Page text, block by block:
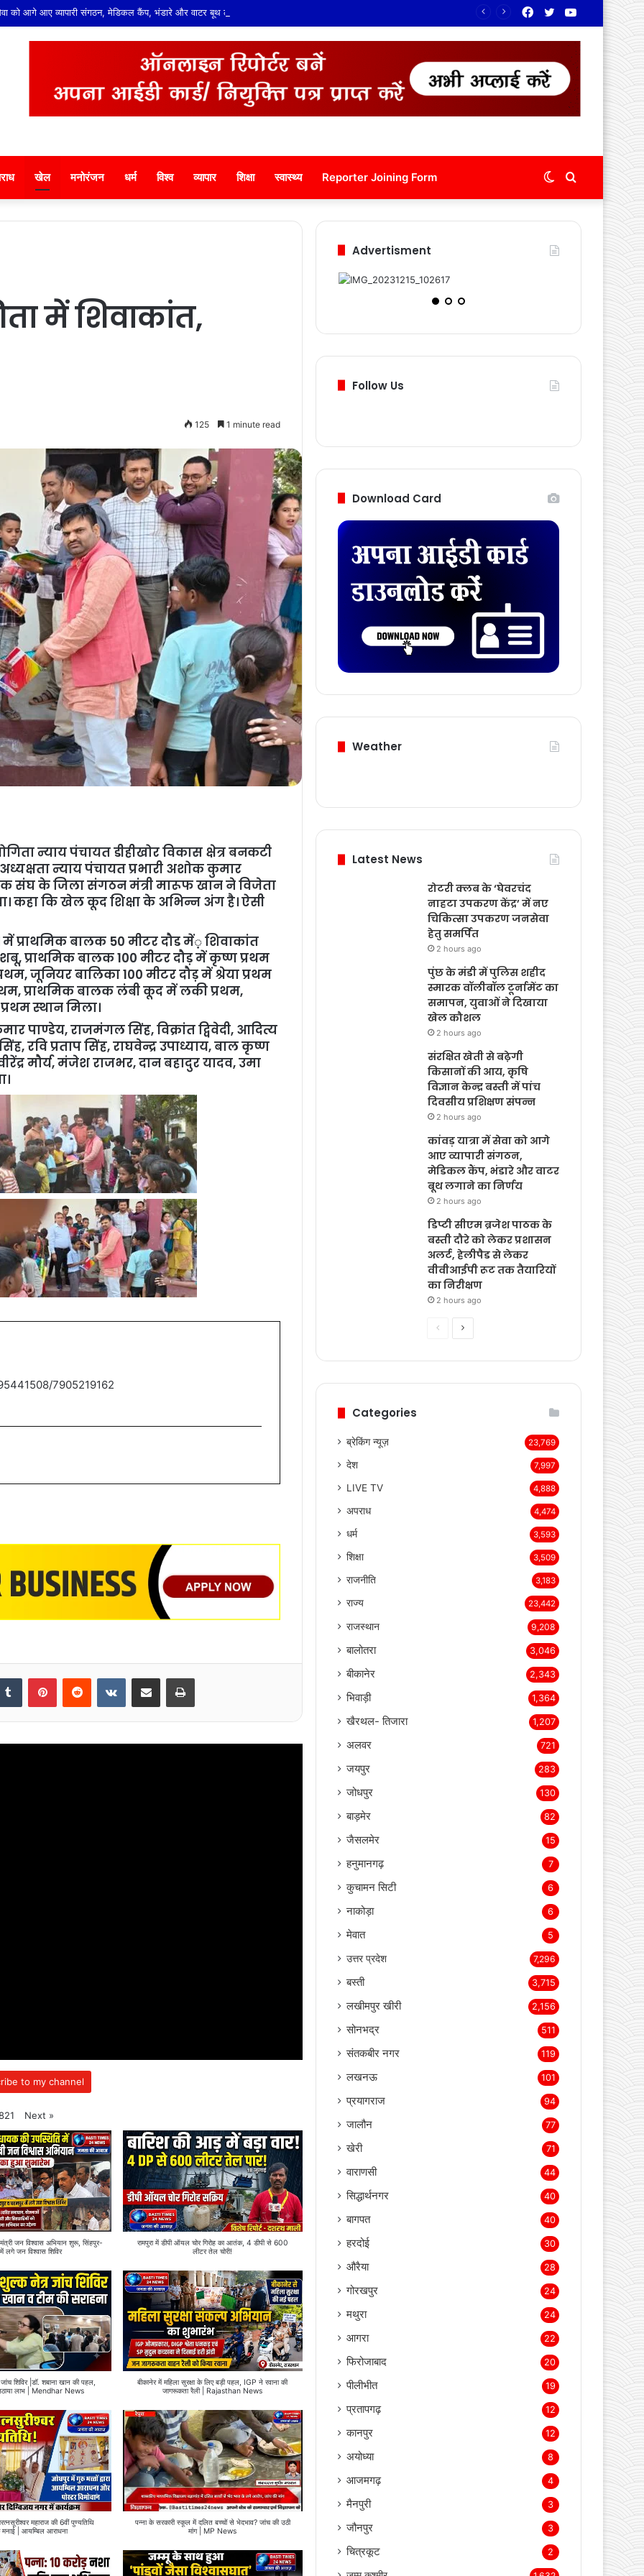
को आगे आए व्यापारी संगठन, मेडिकल कैंप, भंडारे और वाटर बूथ लगाने का निर्णय YouTube
Twitter
Facebook
खेल मनोरंजन धर्म विश्व व्यापार शिक्षा स्वास्थ्य Reporter Joining Form Switch
skin
में शिवाकांत,
125 1 minute read
न्याय पंचायत डीहीखोर विकास क्षेत्र बनकटी
न्याय पंचायत प्रभारी अशोक कुमार
संघ के जिला संगठन मंत्री मारूफ खान ने विजेता
कहा कि खेल कूद शिक्षा के अभिन्न अंग है। ऐसी
में प्राथमिक बालक 50 मीटर दौड में़ शिवाकांत
प्राथमिक बालक 100 मीटर दौड़ में कृष्ण प्रथम
जूनियर बालिका 100 मीटर दौड़ में श्रेया प्रथम
प्राथमिक बालक लंबी कूद में लकी प्रथम,
स्थान मिला।
पाण्डेय, राजमंगल सिंह, विक्रांत द्विवेदी, आदित्य
रवि प्रताप सिंह, राघवेन्द्र उपाध्याय, बाल कृष्ण
मौर्य, मंजेश राजभर, दान बहादुर यादव, उमा
7905219162
Tumblr PinterestReddit VKontakteShare via Email Print
to my channel
Next »
जन विश्वास अभियान शुरू, सिंहपुर-
लगे जन विश्वास शिविर
रामपुरा में डीपी ऑयल चोर गिरोह का आतंक, 4 डीपी से 600
लीटर तेल चोरी!
शिविर |डॉ. शबाना खान की पहल,
लाभ | Mendhar News
बीकानेर में महिला सुरक्षा के लिए बड़ी पहल, IGP ने रवाना की
जागरूकता रैली | Rajasthan News
महाराज की 6वीं पुण्यतिथि
मनाई | आयम्बिल आराधना
पन्ना के सरकारी स्कूल में दलित बच्चों से भेदभाव? जांच की उठी
मांग | MP News
Advertisment
Follow Us
Download Card
Weather
Latest News
रोटरी क्लब के ‘घेवरचंद
नाहटा उपकरण केंद्र’ में नए
चिकित्सा उपकरण जनसेवा
हेतु समर्पित
2 hours ago
पुंछ के मंडी में पुलिस शहीद
स्मारक वॉलीबॉल टूर्नामेंट का
समापन, युवाओं ने दिखाया
खेल कौशल
2 hours ago
संरक्षित खेती से बढ़ेगी
किसानों की आय, कृषि
विज्ञान केन्द्र बस्ती में पांच
दिवसीय प्रशिक्षण संपन्न
2 hours ago
कांवड़ यात्रा में सेवा को आगे
आए व्यापारी संगठन,
मेडिकल कैंप, भंडारे और वाटर
बूथ लगाने का निर्णय
2 hours ago
डिप्टी सीएम ब्रजेश पाठक के
बस्ती दौरे को लेकर प्रशासन
अलर्ट, हेलीपैड से लेकर
वीवीआईपी रूट तक तैयारियों
का निरीक्षण
2 hours ago
PreviousNext
Categories
ब्रेकिंग न्यूज़ 23,769
देश 7,997
LIVE TV 4,888
अपराध 4,474
धर्म 3,593
शिक्षा 3,509
राजनीति 3,183
राज्य 23,442
राजस्थान 9,208
बालोतरा 3,046
बीकानेर 2,343
भिवाड़ी 1,364
खैरथल- तिजारा 1,207
अलवर 721
जयपुर 283
जोधपुर 130
बाड़मेर 82
जैसलमेर 15
हनुमानगढ़ 7
कुचामन सिटी 6
नाकोड़ा 6
मेवात 5
उत्तर प्रदेश 7,296
बस्ती 3,715
लखीमपुर खीरी 2,156
सोनभद्र 511
संतकबीर नगर 119
लखनऊ 101
प्रयागराज 94
जालौन 77
खेरी 71
वाराणसी 44
सिद्धार्थनगर 40
बागपत 40
हरदोई 30
औरैया 28
गोरखपुर 24
मथुरा 24
आगरा 22
फिरोजाबाद 20
पीलीभीत 19
प्रतापगढ़ 12
कानपुर 12
अयोध्या 8
आजमगढ़ 4
मैनपुरी 3
जौनपुर 3
चित्रकूट 2